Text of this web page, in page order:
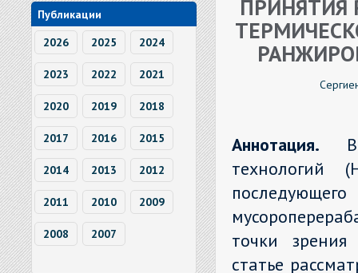
Публикации
2026
2025 2024
2023 2022 2021
2020 2019 2018
2017 2016 2015
2014 2013 2012
2011 2010 2009
2008 2007
ПРИНЯТИЯ
Аннотация.
технологий
точки зрения
статье